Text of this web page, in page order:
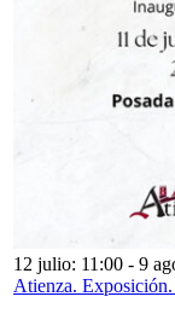
12 julio: 11:00 - 9
Atienza.